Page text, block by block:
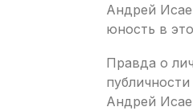
Андрей
юность в
Правда о
Андрей